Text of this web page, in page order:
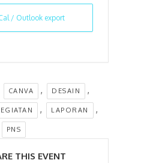
/ Outlook export
CANVA , DESAIN ,
, LAPORAN ,
PNS
THIS EVENT